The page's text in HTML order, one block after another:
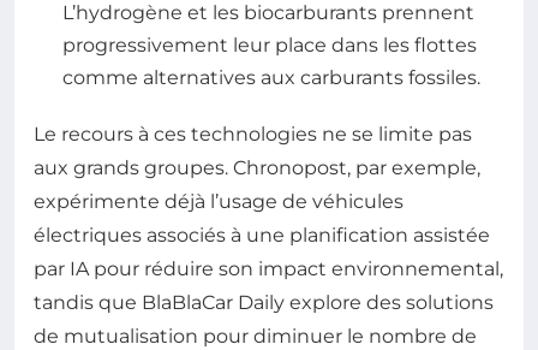
L’hydrogène et les biocarburants prennent
progressivement leur place dans les flottes
comme alternatives aux carburants fossiles.
Le recours à ces technologies ne se limite pas
aux grands groupes. Chronopost, par exemple,
expérimente déjà l’usage de véhicules
électriques associés à une planification assistée
par IA pour réduire son impact environnemental,
tandis que BlaBlaCar Daily explore des solutions
de mutualisation pour diminuer le nombre de